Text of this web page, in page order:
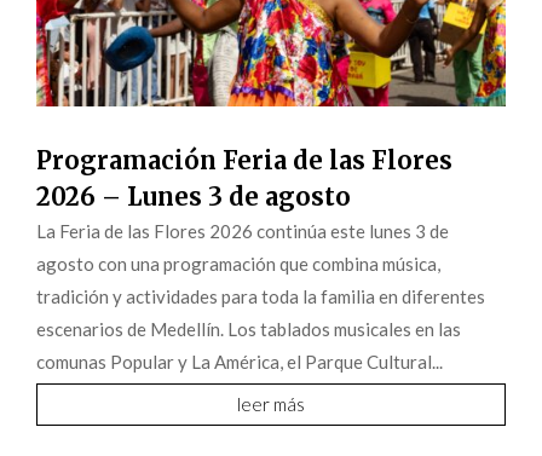
Programación Feria de las Flores
2026 – Lunes 3 de agosto
La Feria de las Flores 2026 continúa este lunes 3 de
agosto con una programación que combina música,
tradición y actividades para toda la familia en diferentes
escenarios de Medellín. Los tablados musicales en las
comunas Popular y La América, el Parque Cultural...
leer más